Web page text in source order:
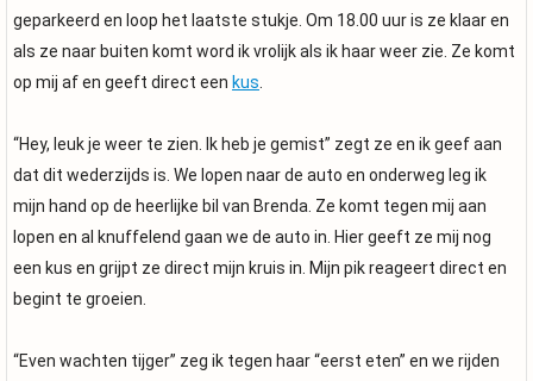
geparkeerd en loop het laatste stukje. Om 18.00 uur is ze klaar en
als ze naar buiten komt word ik vrolijk als ik haar weer zie. Ze komt
op mij af en geeft direct een kus
“Hey, leuk je weer te zien. Ik heb je gemist” zegt ze en ik geef aan
dat dit wederzijds is. We lopen naar de auto en onderweg leg ik
mijn hand op de heerlijke bil van Brenda. Ze komt tegen mij aan
lopen en al knuffelend gaan we de auto in. Hier geeft ze mij nog
een kus en grijpt ze direct mijn kruis in. Mijn pik reageert direct en
begint te groeien.
“Even wachten tijger” zeg ik tegen haar “eerst eten” en we rijden